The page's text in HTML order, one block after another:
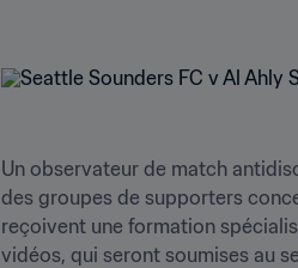
Un observateur de match
des groupes de supporters
reçoivent une formation
vidéos, qui seront soumises au